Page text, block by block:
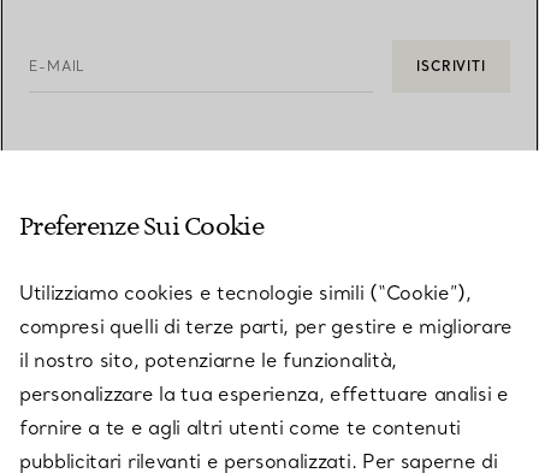
E-MAIL ISCRIVITI
SERVIZIO CLIENTI
Preferenze Sui Cookie
Utilizziamo cookies e tecnologie simili (“Cookie”),
compresi quelli di terze parti, per gestire e migliorare
il nostro sito, potenziarne le funzionalità,
personalizzare la tua esperienza, effettuare analisi e
fornire a te e agli altri utenti come te contenuti
pubblicitari rilevanti e personalizzati. Per saperne di